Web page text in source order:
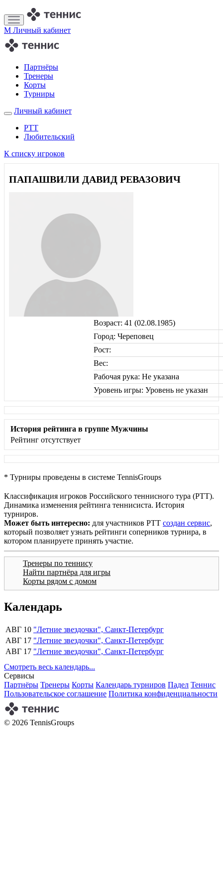
M Личный кабинет
Партнёры
Тренеры
Корты
Турниры
Личный кабинет
РТТ
Любительский
К списку игроков
ПАПАШВИЛИ ДАВИД РЕВАЗОВИЧ
Возраст: 41 (02.08.1985)
Город: Череповец
Рост:
Вес:
Рабочая рука: Не указана
Уровень игры: Уровень не указан
История рейтинга в группе Мужчины
Рейтинг отсутствует
* Турниры проведены в системе TennisGroups
Классификация игроков Российского теннисного тура (РТТ).
Динамика изменения рейтинга теннисиста. История
турниров.
Может быть интересно: для участников РТТ создан сервис,
который позволяет узнать рейтинги соперников турнира, в
котором планируете принять участие.
Тренеры по теннису
Найти партнёра для игры
Корты рядом с домом
Календарь
АВГ 10 "Летние звездочки", Санкт-Петербург
АВГ 17 "Летние звездочки", Санкт-Петербург
АВГ 17 "Летние звездочки", Санкт-Петербург
Смотреть весь календарь...
Сервисы
Партнёры Тренеры Корты Календарь турниров Падел Теннис
Пользовательское соглашение Политика конфиденциальности
© 2026 TennisGroups